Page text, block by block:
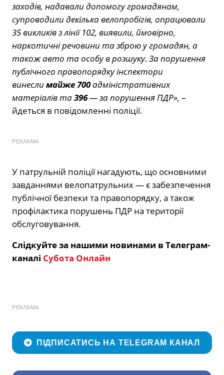
заходів, надавали допомогу громадянам,
супроводили декілька велопробігів, опрацювали
35 викликів з лінії 102, виявили, ймовірно,
наркотичні речовини та зброю у громадян, а
також авто та особу в розшуку. За порушення
публічного правопорядку інспектори
винеслимайже 700адміністративних
матеріалів та396— за порушення ПДР», –
йдеться в повідомленні поліції.
РЕКЛАМА
У патрульній поліції нагадують, що основними
завданнями велопатрульних — є забезпечення
публічної безпеки та правопорядку, а також
профілактика порушень ПДР на території
обслуговування.
Слідкуйте за нашими новинами в Телеграм-
каналі Субота Онлайн
РЕКЛАМА
ПІДПИСАТИСЬ НА TELEGRAM КАНАЛ